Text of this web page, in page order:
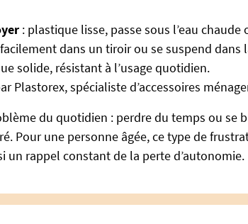
: plastique lisse, passe sous l’eau chaude
dans un tiroir ou se suspend dans
solide, résistant à l’usage quotidien.
Plastorex, spécialiste d’accessoires
du quotidien : perdre du temps ou se
Pour une personne âgée, ce type de
rappel constant de la perte d’autonomie.